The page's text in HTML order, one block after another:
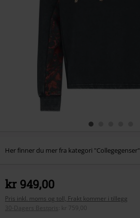
Her finner du mer fra kategori "Collegegenser"
kr 949,00
Pris inkl. moms og toll, Frakt kommer i tillegg
30-Dagers Bestpris
kr 759,00